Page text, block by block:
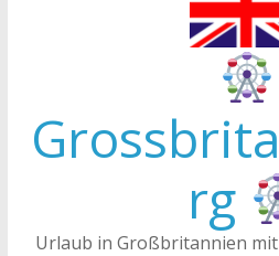
Großbritannien und England
Tea-Time – Was wird in
rg
Urlaub in Großbritannien